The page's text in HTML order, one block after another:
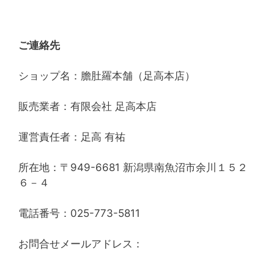
ご連絡先
ショップ名：膽肚羅本舗（足高本店）
販売業者：有限会社 足高本店
運営責任者：足高 有祐
所在地：〒949-6681 新潟県南魚沼市余川１５２
６－４
電話番号：025-773-5811
お問合せメールアドレス：